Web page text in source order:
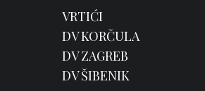
VRTIĆI
DV KORČULA
DV ZAGREB
DV ŠIBENIK